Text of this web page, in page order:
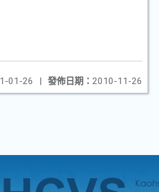
發佈日期： 2010-11-26
01-26 |